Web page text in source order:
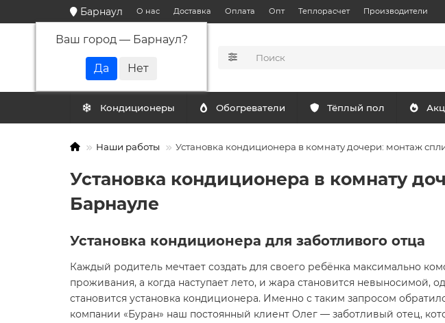
Барнаул
Ваш город — Барнаул?
О нас Доставка Оплата Опт Теплорасчет Производители
Кондиционеры Обогреватели Тёплый пол
Наши работы Установка кондиционера в комнату дочери: монтаж
Установка кондиционера в комнату
Барнауле
Установка кондиционера для заботливого отца
Каждый родитель мечтает создать для своего ребёнка максимально
проживания, а когда наступает лето, и жара становится невыносимой,
становится установка кондиционера. Именно с таким запросом
компании «Буран» наш постоянный клиент Олег — заботливый отец,